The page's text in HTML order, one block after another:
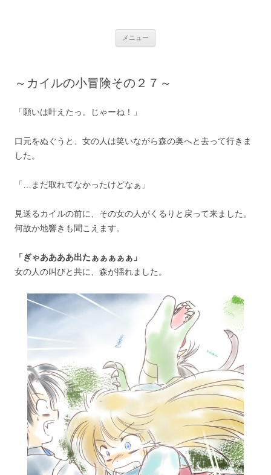
メニュー
ス
～カイルの小冒険その２７～
「願いは叶えたっ。じゃーね！」
口元をぬぐうと、女の人は笑いながら森の奥へと去って行きま
した。
「…まだ取れてなかったけどなぁ」
見送るカイルの前に、その女の人がくるりと戻って来ました。
何故か地響きも聞こえます。
「ぎゃああああ出たぁぁぁぁぁ」
女の人の叫びと共に、森が揺れました。